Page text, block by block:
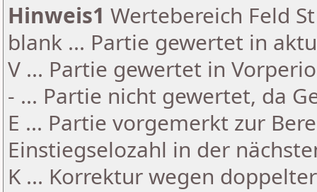
Hinweis1 Wertebereich Feld
blank ... Partie gewertet in
V ... Partie gewertet in
- ... Partie nicht gewertet, da
E ... Partie vorgemerkt zur
Einstiegselozahl in der
K ... Korrektur wegen